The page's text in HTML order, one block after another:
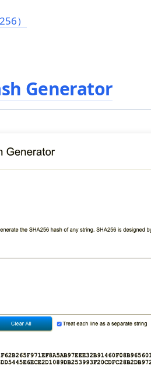
）
Generator